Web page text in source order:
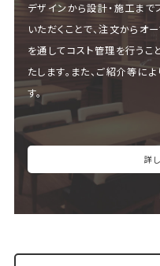
デザインから設計・施工まで
いただくことで、注文からオ
を通してコスト管理を行う
たします。また、ご紹介等に
す。
詳